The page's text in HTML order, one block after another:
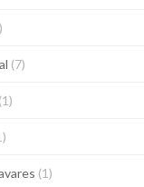
(7)
(1)
(1)